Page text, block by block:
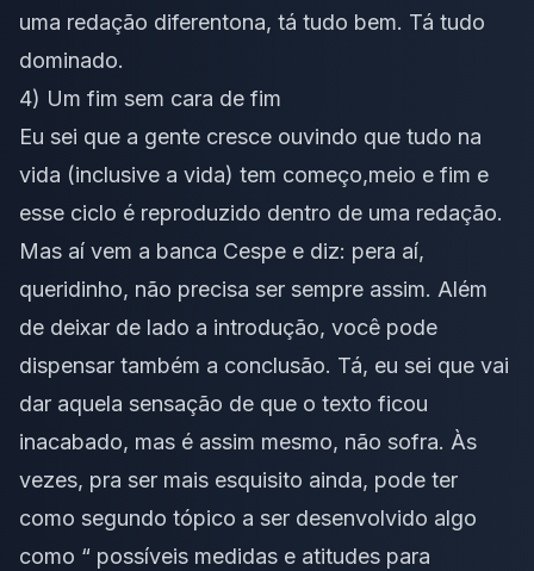
uma redação diferentona, tá tudo bem. Tá tudo
dominado.
4) Um fim sem cara de fim
Eu sei que a gente cresce ouvindo que tudo na
vida (inclusive a vida) tem começo,meio e fim e
esse ciclo é reproduzido dentro de uma redação.
Mas aí vem a banca Cespe e diz: pera aí,
queridinho, não precisa ser sempre assim. Além
de deixar de lado a introdução, você pode
dispensar também a conclusão. Tá, eu sei que vai
dar aquela sensação de que o texto ficou
inacabado, mas é assim mesmo, não sofra. Às
vezes, pra ser mais esquisito ainda, pode ter
como segundo tópico a ser desenvolvido algo
como “ possíveis medidas e atitudes para